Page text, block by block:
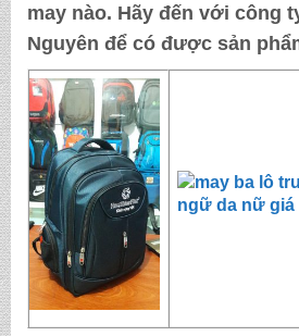
may nào. Hãy đến với công
Nguyên để có được sản